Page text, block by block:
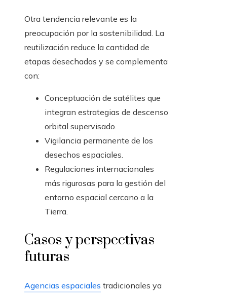
Otra tendencia relevante es la
preocupación por la sostenibilidad. La
reutilización reduce la cantidad de
etapas desechadas y se complementa
con:
Conceptuación de satélites que
integran estrategias de descenso
orbital supervisado.
Vigilancia permanente de los
desechos espaciales.
Regulaciones internacionales
más rigurosas para la gestión del
entorno espacial cercano a la
Tierra.
Casos y perspectivas
futuras
Agencias espaciales tradicionales ya